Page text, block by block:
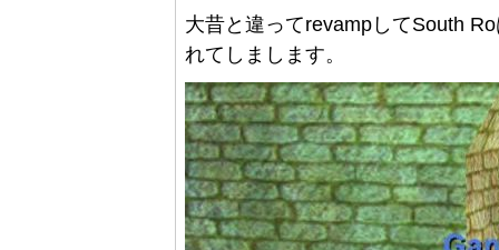
大昔と違ってrevampしてSouth
れてしまします。